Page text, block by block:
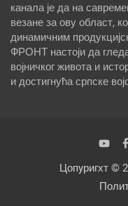
канала је да на
везане за ову област,
динамичним
ФРОНТ настоји да
војничког живота и
и достигнућа српске
Цопyригхт ©